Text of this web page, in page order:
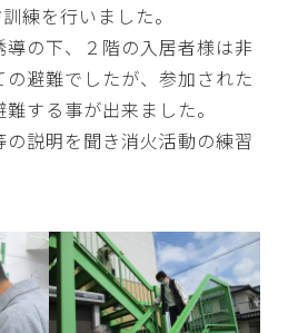
練を行いました。
の下、２階の入居者様は非
避難でしたが、参加された
する事が出来ました。
説明を聞き消火活動の練習